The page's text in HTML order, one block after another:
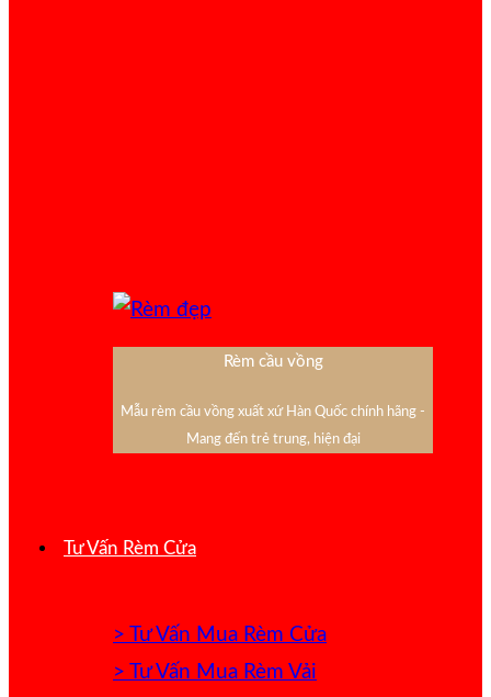
Rèm cầu vồng
Mẫu rèm cầu vồng xuất xứ Hàn Quốc chính hãng -
Mang đến trẻ trung, hiện đại
Tư Vấn Rèm Cửa
> Tư Vấn Mua Rèm Cửa
> Tư Vấn Mua Rèm Vải